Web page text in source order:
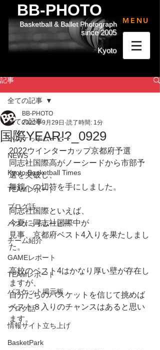
BB-PHOTO
since 2005
Basketball & Ballet Photograph
Kyoto
MENU
記事
全ての記事
バスケっ子ムービー
NEWS
Kyoto Basketball Times
TEAMレポート
ブログ話
バスケっ子ムービー
チーム紹介
GAMEレポート
TEAMレポート
バスケット掲示板
ブログ話
情報サイト立ち上げ
BasketPark
全ての記事
国際YEAR!?_0929
BB-PHOTO
2022年9月29日 読了時間: 1分
2022ウインターカップ京都府予選
同志社国際高がノーシードから市部予
選を突破し、
舞鶴への切符を手にしました。
同志社国際といえば、
今夏に同志社国際中が
見事、京都府ベスト4入りを果たしまし
た。
高校のベスト4はかなり厚い壁が存在し
ますが、
自分たちのバスケットを信じて挑めば
ベスト８入りのチャンスはあると思い
ます。